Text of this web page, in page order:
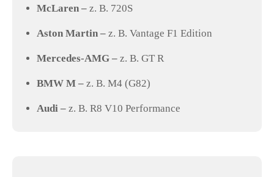
McLaren – z. B. 720S
Aston Martin – z. B. Vantage F1 Edition
Mercedes-AMG – z. B. GT R
BMW M – z. B. M4 (G82)
Audi – z. B. R8 V10 Performance